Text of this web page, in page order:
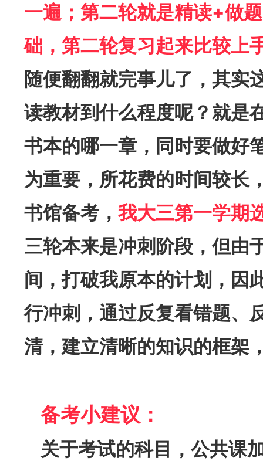
一遍；第二轮就是精读+做
础，第二轮复习起来比较上
随便翻翻就完事儿了，其实
读教材到什么程度呢？就是
书本的哪一章，同时要做好
为重要，所花费的时间较长
书馆备考， 我大三第一学期
三轮本来是冲刺阶段，但由
间，打破我原本的计划，因
行冲刺，通过反复看错题、
清，建立清晰的知识的框架
备考小建议：
关于考试的科目，公共课